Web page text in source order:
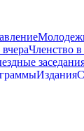
Членство в
Издания